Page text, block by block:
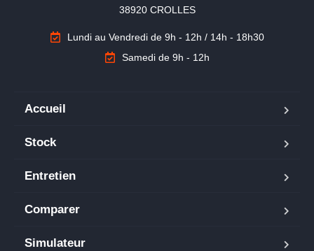
38920 CROLLES
Lundi au Vendredi de 9h - 12h / 14h - 18h30
Samedi de 9h - 12h
Accueil
Stock
Entretien
Comparer
Simulateur